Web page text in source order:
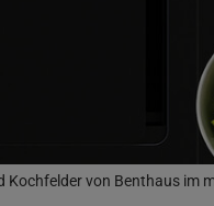
Kochfelder von Benthaus im